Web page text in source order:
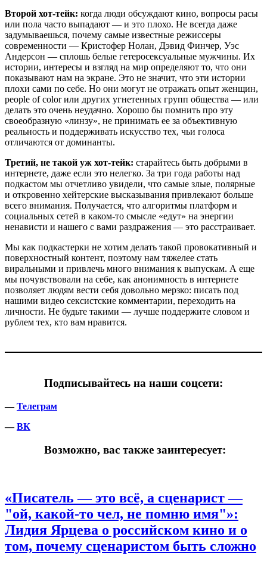
Второй хот-тейк: когда люди обсуждают кино, вопросы расы
или пола часто выпадают — и это плохо. Не всегда даже
задумываешься, почему самые известные режиссеры
современности — Кристофер Нолан, Дэвид Финчер, Уэс
Андерсон — сплошь белые гетеросексуальные мужчины. Их
истории, интересы и взгляд на мир определяют то, что они
показывают нам на экране. Это не значит, что эти истории
плохи сами по себе. Но они могут не отражать опыт женщин,
people of color или других угнетенных групп общества — или
делать это очень неудачно. Хорошо бы помнить про эту
своеобразную «линзу», не принимать ее за объективную
реальность и поддерживать искусство тех, чьи голоса
отличаются от доминанты.
Третий, не такой уж хот-тейк: старайтесь быть добрыми в
интернете, даже если это нелегко. За три года работы над
подкастом мы отчетливо увидели, что самые злые, полярные
и откровенно хейтерские высказывания привлекают больше
всего внимания. Получается, что алгоритмы платформ и
социальных сетей в каком-то смысле «едут» на энергии
ненависти и нашего с вами раздражения — это расстраивает.
Мы как подкастерки не хотим делать такой провокативный и
поверхностный контент, поэтому нам тяжелее стать
виральными и привлечь много внимания к выпускам. А еще
мы почувствовали на себе, как анонимность в интернете
позволяет людям вести себя довольно мерзко: писать под
нашими видео сексистские комментарии, переходить на
личности. Не будьте такими — лучше поддержите словом и
рублем тех, кто вам нравится.
Подписывайтесь на наши соцсети:
—Телеграм
— ВК
Возможно, вас также заинтересует:
«Писатель — это всё, а сценарист —
"ой, какой-то чел, не помню имя"»:
Лидия Ярцева о российском кино и о
том, почему сценаристом быть сложно